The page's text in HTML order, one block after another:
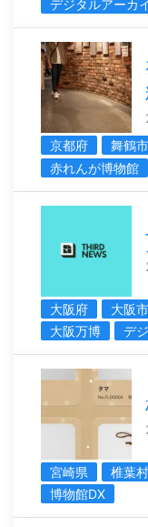
デジタルアーカ
京都府
舞鶴市
赤れんが博物館
大阪府 大阪市
大阪万博
デ
宮崎県 椎葉村
博物館DX